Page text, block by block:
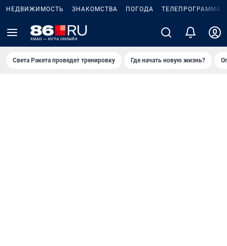
НЕДВИЖИМОСТЬ ЗНАКОМСТВА ПОГОДА ТЕЛЕПРОГРАММА
Света Ракета проведет тренировку Где начать новую жизнь?